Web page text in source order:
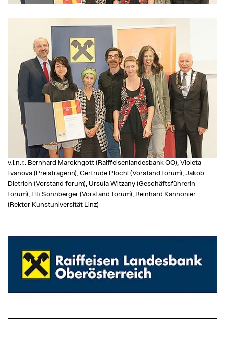
v.l.n.r.: Bernhard Marckhgott (Raiffeisenlandesbank OÖ), Violeta
Ivanova (Preisträgerin), Gertrude Plöchl (Vorstand forum), Jakob
Dietrich (Vorstand forum), Ursula Witzany (Geschäftsführerin
forum), Elfi Sonnberger (Vorstand forum), Reinhard Kannonier
(Rektor Kunstuniversität Linz)